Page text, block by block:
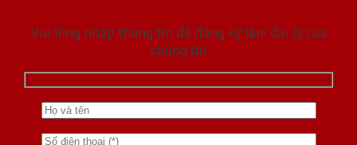
Vui lòng nhập thông tin để đăng ký làm đại lý của
chúng tôi